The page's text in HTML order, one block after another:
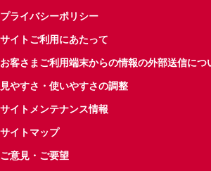
プライバシーポリシー
サイトご利用にあたって
お客さまご利用端末からの情報の外部送信につ
見やすさ・使いやすさの調整
サイトメンテナンス情報
サイトマップ
ご意見・ご要望